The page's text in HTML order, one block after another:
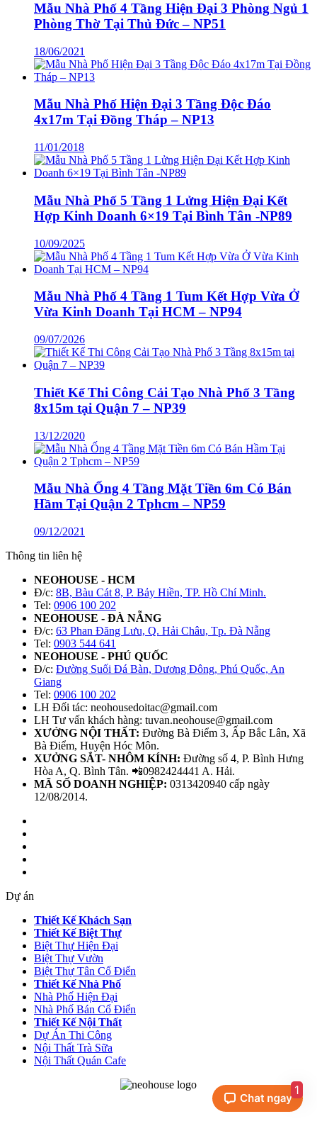
Mẫu Nhà Phố 4 Tầng Hiện Đại 3 Phòng Ngủ 1
Phòng Thờ Tại Thủ Đức – NP51
18/06/2021
Mẫu Nhà Phố Hiện Đại 3 Tầng Độc Đáo
4x17m Tại Đồng Tháp – NP13
11/01/2018
Mẫu Nhà Phố 5 Tầng 1 Lửng Hiện Đại Kết
Hợp Kinh Doanh 6×19 Tại Bình Tân -NP89
10/09/2025
Mẫu Nhà Phố 4 Tầng 1 Tum Kết Hợp Vừa Ở
Vừa Kinh Doanh Tại HCM – NP94
09/07/2026
Thiết Kế Thi Công Cải Tạo Nhà Phố 3 Tầng
8x15m tại Quận 7 – NP39
13/12/2020
Mẫu Nhà Ống 4 Tầng Mặt Tiền 6m Có Bán
Hầm Tại Quận 2 Tphcm – NP59
09/12/2021
Thông tin liên hệ
NEOHOUSE - HCM
Đ/c: 8B, Bàu Cát 8, P. Bảy Hiền, TP. Hồ Chí Minh.
Tel: 0906 100 202
NEOHOUSE - ĐÀ NẴNG
Đ/c: 63 Phan Đăng Lưu, Q. Hải Châu, Tp. Đà Nẵng
Tel: 0903 544 641
NEOHOUSE - PHÚ QUỐC
Đ/c: Đường Suối Đá Bàn, Dương Đông, Phú Quốc, An
Giang
Tel: 0906 100 202
LH Đối tác: neohousedoitac@gmail.com
LH Tư vấn khách hàng: tuvan.neohouse@gmail.com
XƯỞNG NỘI THẤT: Đường Bà Điểm 3, Ấp Bắc Lân, Xã
Bà Điểm, Huyện Hóc Môn.
XƯỞNG SẮT- NHÔM KÍNH: Đường số 4, P. Bình Hưng
Hòa A, Q. Bình Tân. 📲0982424441 A. Hải.
MÃ SỐ DOANH NGHIỆP: 0313420940 cấp ngày
12/08/2014.
Dự án
Thiết Kế Khách Sạn
Thiết Kế Biệt Thự
Biệt Thự Hiện Đại
Biệt Thự Vườn
Biệt Thự Tân Cổ Điển
Thiết Kế Nhà Phố
Nhà Phố Hiện Đại
Nhà Phố Bán Cổ Điển
Thiết Kế Nội Thất
Dự Án Thi Công
Nội Thất Trà Sữa
Nội Thất Quán Cafe
1